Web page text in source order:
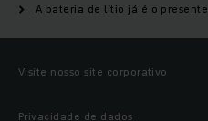
A bateria de lítio já é o presente
Visite nosso site corporativo
Privacidade de dados